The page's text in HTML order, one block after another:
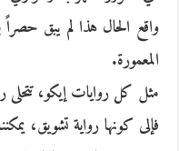
واقع الحال هذا لم يبق حصراً
المعمورة.
مثل كل روايات إيكو، تتحلى
فإلى كونها رواية تشويق،